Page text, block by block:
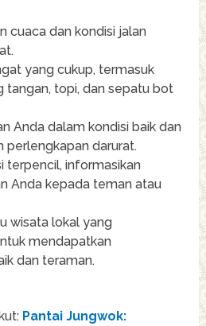
cuaca dan kondisi jalan
yang cukup, termasuk
tangan, topi, dan sepatu bot
Anda dalam kondisi baik dan
perlengkapan darurat.
terpencil, informasikan
Anda kepada teman atau
wisata lokal yang
mendapatkan
dan teraman.
Pantai Jungwok: